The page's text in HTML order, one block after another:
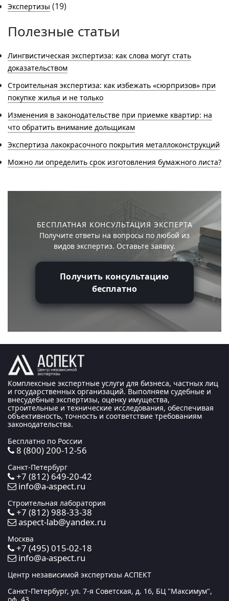
Экспертизы (19)
Полезные статьи
Лингвистическая экспертиза: как слова могут стать
доказательством
Строительная экспертиза: как избежать «сюрпризов» при
покупке жилья и не только
Изменения в законодательстве при приемке квартир: на
что обратить внимание дольщикам
Экспертиза лакокрасочного покрытия металлоконструкций
Можно ли определить срок изготовления бумажного листа?
БЕСПЛАТНАЯ КОНСУЛЬТАЦИЯ ЭКСПЕРТА
Получите ответы на вопросы по любой из
видов экспертиз. Оставьте заявку.
Получить консультацию
бесплатно
Комплексные экспертные услуги для бизнеса, частных лиц
и государственных организаций. Выполняем судебные и
внесудебные экспертизы, оценку имущества,
строительные и технические исследования, обеспечивая
объективность, точность и соответствие требованиям
законодательства.
Бесплатно по России
8 (800) 200-12-56
Санкт-Петербург
+7 (812) 649-20-42
info@a-aspect.ru
Строительная лаборатория
+7 (812) 988-33-38
aspect-lab@yandex.ru
Москва
+7 (495) 015-02-18
info@a-aspect.ru
Центр независимой экспертизы АСПЕКТ
Санкт-Петербург, ул. 7-я Советская, д. 16, БЦ "Максимум",